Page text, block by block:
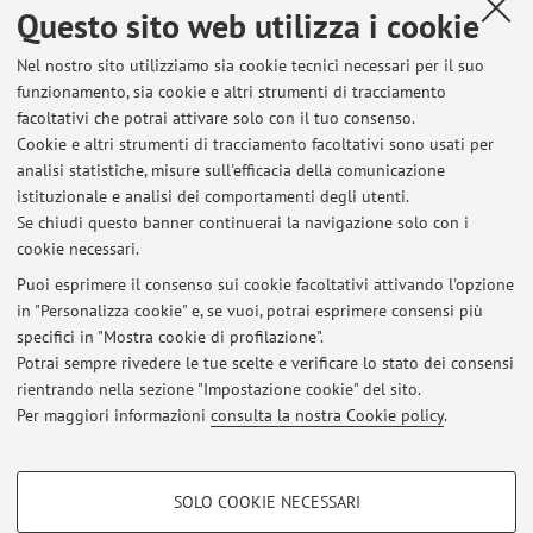
Questo sito web utilizza i cookie
Nel nostro sito utilizziamo sia cookie tecnici necessari per il suo
funzionamento, sia cookie e altri strumenti di tracciamento
facoltativi che potrai attivare solo con il tuo consenso.
Cookie e altri strumenti di tracciamento facoltativi sono usati per
analisi statistiche, misure sull'efficacia della comunicazione
istituzionale e analisi dei comportamenti degli utenti.
Se chiudi questo banner continuerai la navigazione solo con i
cookie necessari.
Puoi esprimere il consenso sui cookie facoltativi attivando l'opzione
in "Personalizza cookie" e, se vuoi, potrai esprimere consensi più
specifici in "Mostra cookie di profilazione".
Potrai sempre rivedere le tue scelte e verificare lo stato dei consensi
rientrando nella sezione "Impostazione cookie" del sito.
Per maggiori informazioni consulta la nostra Cookie policy.
COOKIE DI PROFILAZIONE - FACOLTATIVI
SOLO COOKIE NECESSARI
mercoledì dalle 14.30 alle 15.30
giovedì dalle 9.30 alle 12.00 (online)
Per prenotare un appuntamento visitatequesta pagina
non siete disponibili negli orari indicati (ad es. perché avete
lezione) o per questioni urgenti mandate un messaggio email.
Mi si trova allo Studio 16 del DIT.Lab oppure su Teams.
Ultimi avvisi
Al momento non sono presenti avvisi.
Area riservata